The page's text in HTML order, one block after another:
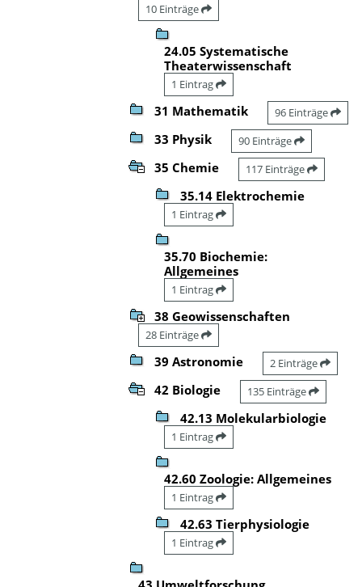
10 Einträge
24.05 Systematische
Theaterwissenschaft
1 Eintrag
31 Mathematik 96 Einträge
33 Physik 90 Einträge
35 Chemie 117 Einträge
35.14 Elektrochemie
1 Eintrag
35.70 Biochemie:
Allgemeines
1 Eintrag
38 Geowissenschaften
28 Einträge
39 Astronomie 2 Einträge
42 Biologie 135 Einträge
42.13 Molekularbiologie
1 Eintrag
42.60 Zoologie: Allgemeines
1 Eintrag
42.63 Tierphysiologie
1 Eintrag